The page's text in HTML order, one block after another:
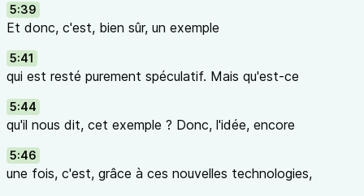
5:39
Et donc, c'est, bien sûr, un exemple
5:41
qui est resté purement spéculatif. Mais qu'est-ce
5:44
qu'il nous dit, cet exemple ? Donc, l'idée, encore
5:46
une fois, c'est, grâce à ces nouvelles technologies,